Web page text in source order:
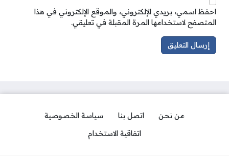
احفظ اسمي، بريدي الإلكتروني، والموقع الإلكتروني في هذا
المتصفح لاستخدامها المرة المقبلة في تعليقي.
من نحن اتصل بنا
سياسة الخصوصية
اتفاقية الاستخدام